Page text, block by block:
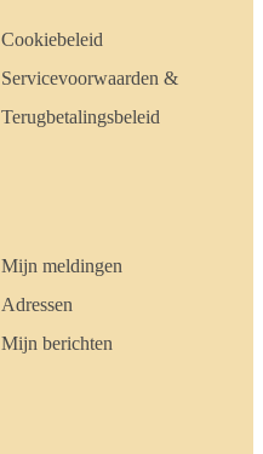
Cookiebeleid
Servicevoorwaarden &
Terugbetalingsbeleid
Mijn meldingen
Adressen
Mijn berichten